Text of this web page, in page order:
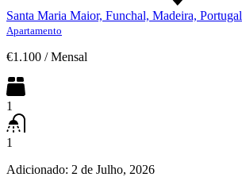
Santa Maria Maior, Funchal, Madeira, Portugal
Apartamento
€1.100 / Mensal
1
1
Adicionado: 2 de Julho, 2026